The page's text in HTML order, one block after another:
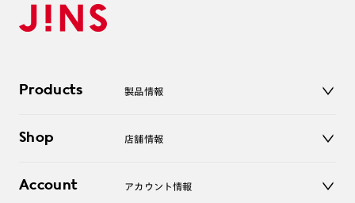
Products 製品情報
サングラス
コンタクトレンズ
Shop 店舗情報
オンラインショップ
Account アカウント情報